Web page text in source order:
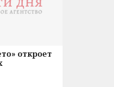
откроет